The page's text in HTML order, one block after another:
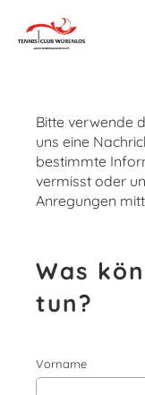
Bitte verwende
uns eine
bestimmte
vermisst oder
Anregungen
Was
tun?
Vorname